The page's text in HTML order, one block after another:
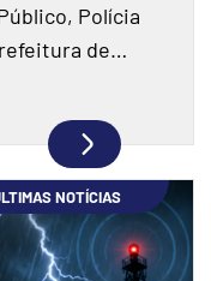
Polícia
de
NOTÍCIAS